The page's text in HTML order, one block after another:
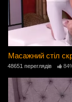
Масажний стіл
48651 переглядів